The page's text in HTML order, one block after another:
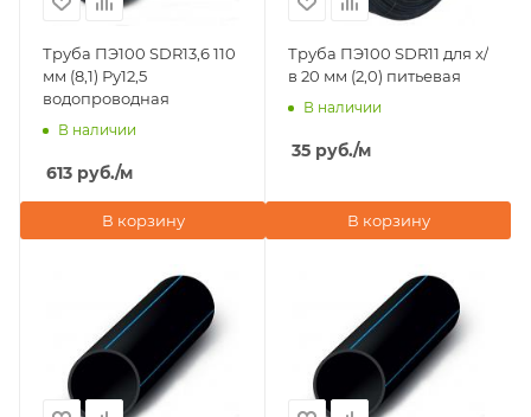
Труба ПЭ100 SDR13,6 110
мм (8,1) Ру12,5
водопроводная
В наличии
613 руб./м
В корзину
Труба ПЭ100 SDR11 для х/
в 20 мм (2,0) питьевая
В наличии
35 руб./м
В корзину